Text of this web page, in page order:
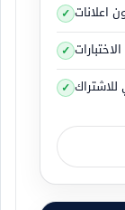
المهمة لان
في مختلف
الغبارية
الرواسب .
اعلانات